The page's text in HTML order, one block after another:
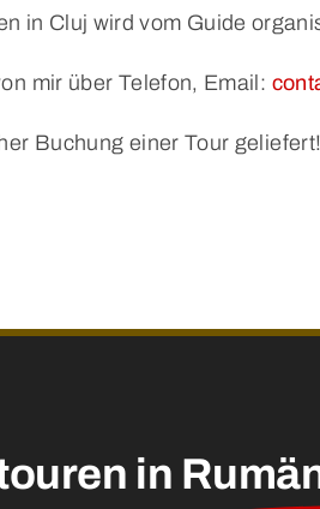
in Cluj wird vom Guide
mir über Telefon, Email:
Buchung einer Tour geliefert!
in